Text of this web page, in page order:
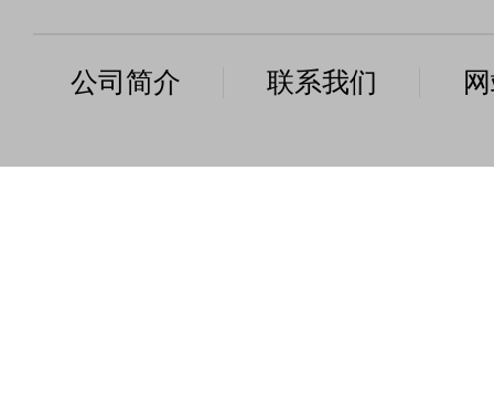
公司简介 联系我们